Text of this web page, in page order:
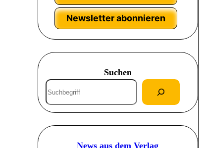
Newsletter abonnieren
Suchen
S
u
c
h
News aus dem Verlag